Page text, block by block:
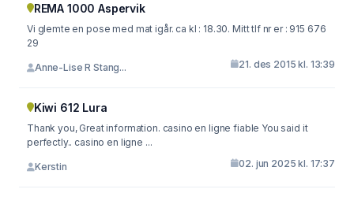
REMA 1000 Aspervik
Vi glemte en pose med mat igår. ca kl : 18.30. Mitt tlf nr er : 915 676
29
Anne-Lise R Stang... 21. des 2015 kl. 13:39
Kiwi 612 Lura
Thank you, Great information. casino en ligne fiable You said it
perfectly.. casino en ligne ...
Kerstin 02. jun 2025 kl. 17:37